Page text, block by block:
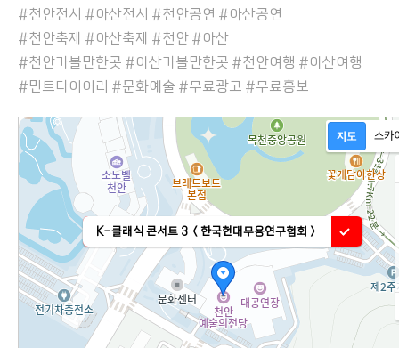
#천안전시 #아산전시 #천안공연 #아산공연
#천안축제 #아산축제 #천안 #아산
#천안가볼만한곳 #아산가볼만한곳 #천안여행 #아산여행
#민트다이어리 #문화예술 #무료광고 #무료홍보
K-클래식 콘서트 3 ＜한국현대무용연구협회＞